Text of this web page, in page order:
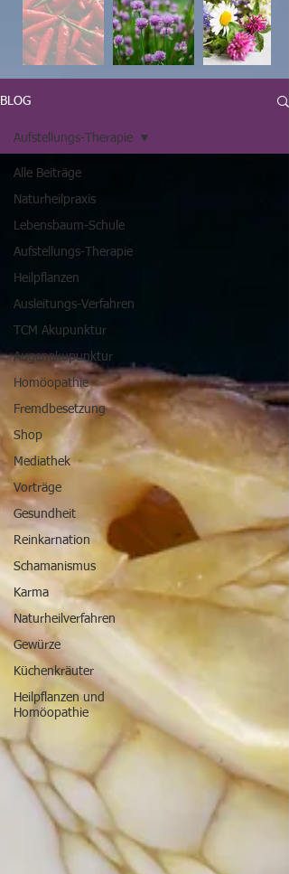
BLOG
Alle Beiträge
Naturheilpraxis
Lebensbaum-Schule
Aufstellungs-Therapie
Heilpflanzen
Ausleitungs-Verfahren
TCM Akupunktur
Augenakupunktur
Homöopathie
Fremdbesetzung
Shop
Mediathek
Vorträge
Gesundheit
Reinkarnation
Schamanismus
Karma
Naturheilverfahren
Gewürze
Küchenkräuter
Heilpflanzen und
Homöopathie
Aufstellungs-Therapie